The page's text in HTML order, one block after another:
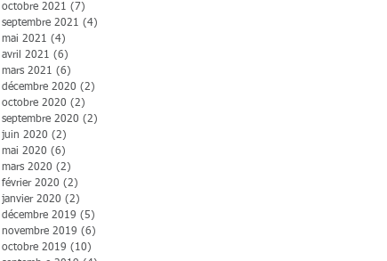
octobre 2021 (7)
septembre 2021 (4)
mai 2021 (4)
avril 2021 (6)
mars 2021 (6)
décembre 2020 (2)
octobre 2020 (2)
septembre 2020 (2)
juin 2020 (2)
mai 2020 (6)
mars 2020 (2)
février 2020 (2)
janvier 2020 (2)
décembre 2019 (5)
novembre 2019 (6)
octobre 2019 (10)